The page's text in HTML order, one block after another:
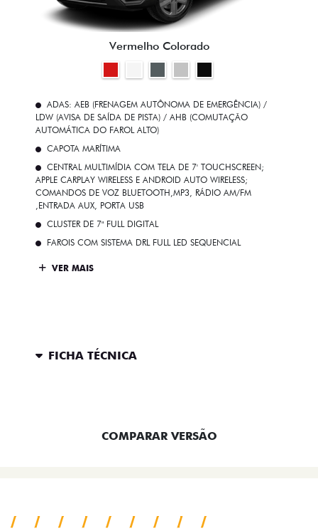
Vermelho Colorado
ADAS: AEB (FRENAGEM AUTÔNOMA DE EMERGÊNCIA) /
LDW (AVISA DE SAÍDA DE PISTA) / AHB (COMUTAÇÃO
AUTOMÁTICA DO FAROL ALTO)
CAPOTA MARÍTIMA
CENTRAL MULTIMÍDIA COM TELA DE 7' TOUCHSCREEN;
APPLE CARPLAY WIRELESS E ANDROID AUTO WIRELESS;
COMANDOS DE VOZ BLUETOOTH,MP3, RÁDIO AM/FM
,ENTRADA AUX, PORTA USB
CLUSTER DE 7" FULL DIGITAL
FAROIS COM SISTEMA DRL FULL LED SEQUENCIAL
VER MAIS
FICHA TÉCNICA
COMPARAR VERSÃO